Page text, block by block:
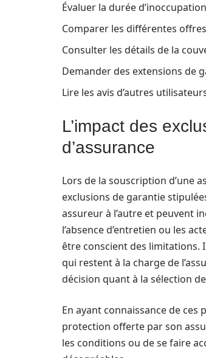
Évaluer la durée
Comparer les différentes
Consulter les détails de la
Demander des extensions de
Lire les avis d’autres
L’impact des
d’assurance
Lors de la souscription d’une
exclusions de garantie
assureur à l’autre et peuvent
l’absence d’entretien ou les
être conscient des limitations.
qui restent à la charge de
décision quant à la sélection de
En ayant connaissance de
protection offerte par son
les conditions ou de se faire